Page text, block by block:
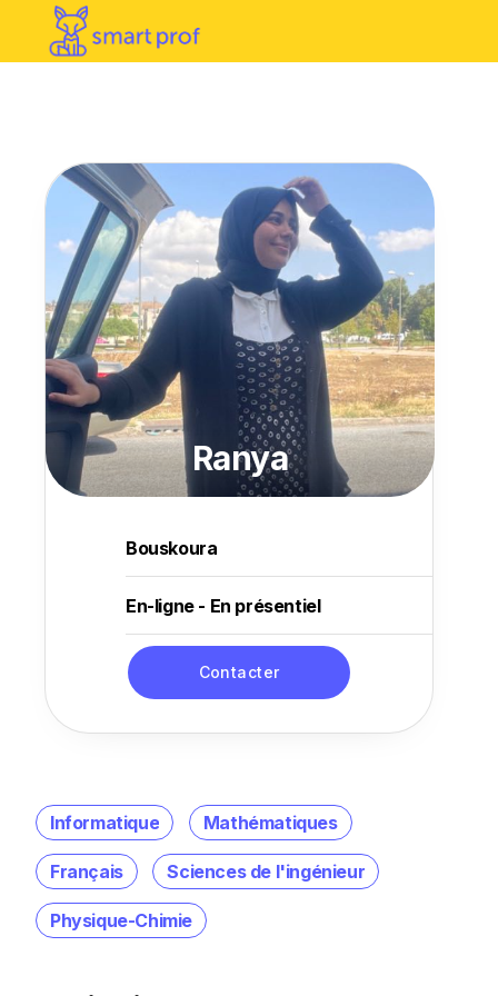
Informatique Mathématiques
Français Sciences de l'ingénieur
Physique-Chimie
Ranya
Bouskoura
En-ligne - En présentiel
Contacter